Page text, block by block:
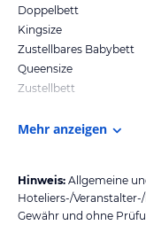
Doppelbett
Kingsize
Zustellbares Babybett
Queensize
Zustellbett
Mehr anzeigen
Hinweis: Allgemeine
Hoteliers-/
Gewähr und ohne